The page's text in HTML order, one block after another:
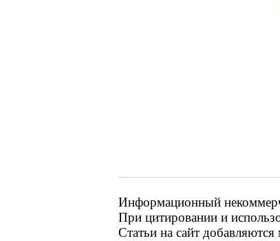
Информационный
При цитировании и
Статьи на сайт